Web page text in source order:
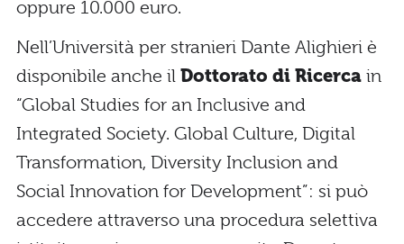
oppure 10.000 euro.
Nell’Università per stranieri Dante Alighieri è
disponibile anche il Dottorato di Ricerca in
“Global Studies for an Inclusive and
Integrated Society. Global Culture, Digital
Transformation, Diversity Inclusion and
Social Innovation for Development”: si può
accedere attraverso una procedura selettiva